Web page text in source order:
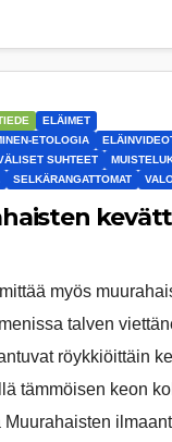
ELÄIMET
ETOLOGIA
SUHTEET
SELKÄRANGATTOMAT
myös
talven
röykkiöittäin
tämmöisen keon
Muurahaisten